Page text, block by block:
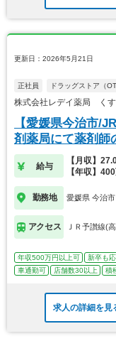
更新日：2026年5月21日
正社員 ドラッグストア（
株式会社レデイ薬局 く
【愛媛県今治市/
剤薬局にて薬剤師
給与
【月収】
【年収】
勤務地 愛媛県 今治市
アクセス ＪＲ予讃線(
年収500万円以上可 新卒も
車通勤可
店舗数30以上 積
求人の詳細を見